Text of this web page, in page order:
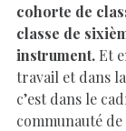
cohorte de
classe de
instrument. Et
travail et dans la
c’est dans le
communauté